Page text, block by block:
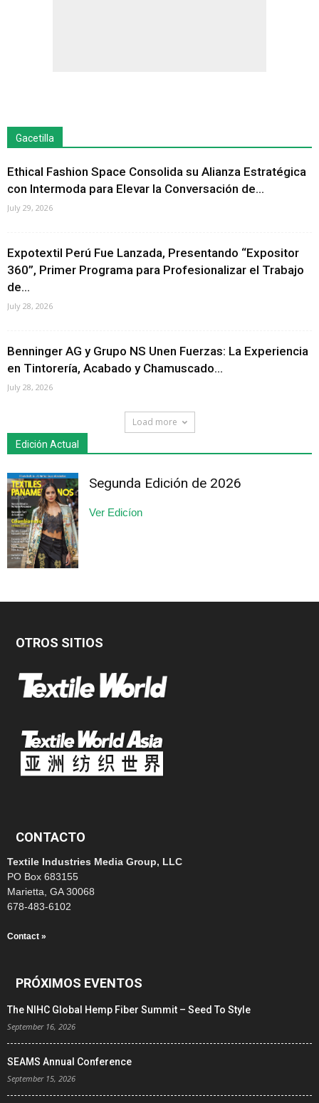
Gacetilla
Ethical Fashion Space Consolida su Alianza Estratégica
con Intermoda para Elevar la Conversación de...
July 29, 2026
Expotextil Perú Fue Lanzada, Presentando “Expositor
360”, Primer Programa para Profesionalizar el Trabajo
de...
July 28, 2026
Benninger AG y Grupo NS Unen Fuerzas: La Experiencia
en Tintorería, Acabado y Chamuscado...
July 28, 2026
Load more
Edición Actual
Segunda Edición de 2026
Ver Edicíon
OTROS SITIOS
CONTACTO
Textile Industries Media Group, LLC
PO Box 683155
Marietta, GA 30068
678-483-6102
Contact »
PRÓXIMOS EVENTOS
The NIHC Global Hemp Fiber Summit – Seed To Style
September 16, 2026
SEAMS Annual Conference
September 15, 2026